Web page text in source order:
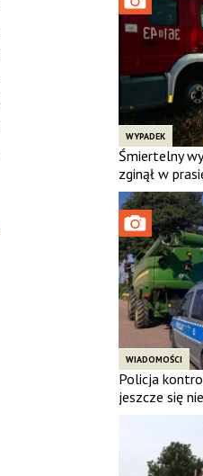
WYPADEK
Śmiertelny
zginął w
WIADOMOŚCI
Policja
jeszcze się